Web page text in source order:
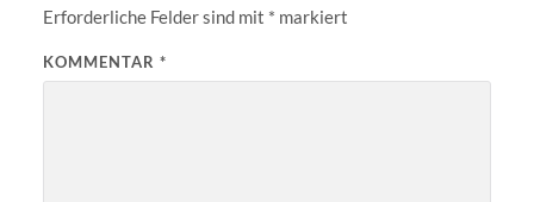
Erforderliche Felder sind mit * markiert
KOMMENTAR *